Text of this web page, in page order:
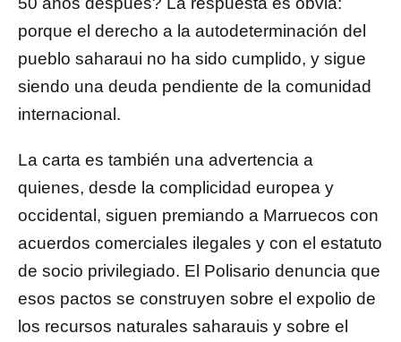
porque el derecho a la autodeterminación del
pueblo saharaui no ha sido cumplido, y sigue
siendo una deuda pendiente de la comunidad
internacional.
La carta es también una advertencia a
quienes, desde la complicidad europea y
occidental, siguen premiando a Marruecos con
acuerdos comerciales ilegales y con el estatuto
de socio privilegiado. El Polisario denuncia que
esos pactos se construyen sobre el expolio de
los recursos naturales saharauis y sobre el